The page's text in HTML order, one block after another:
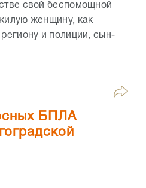
свой беспомощной
женщину, как
и полиции, сын-
БПЛА